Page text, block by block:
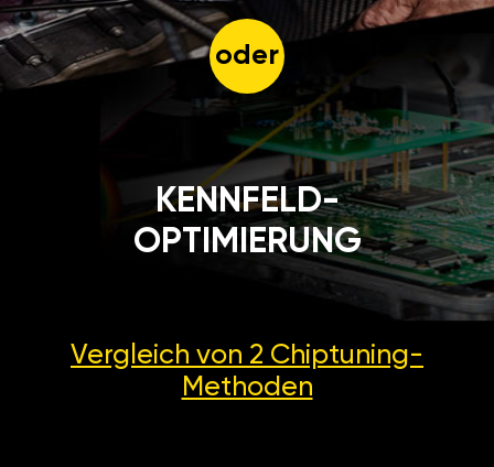
oder
KENNFELD-
OPTIMIERUNG
Vergleich von 2 Chiptuning-
Methoden